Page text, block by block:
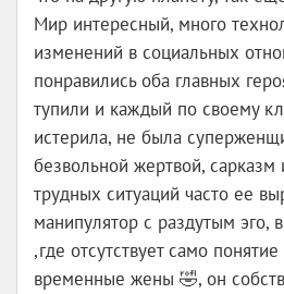
Мир интересный, много
изменений в социальных
понравились оба главных
тупили и каждый по своему
истерила, не была
безвольной жертвой, сарказм
трудных ситуаций часто ее
манипулятор с раздутым эго,
,где отсутствует само
временные жены 🤣, он